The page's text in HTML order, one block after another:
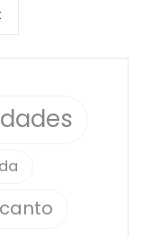
page
canto